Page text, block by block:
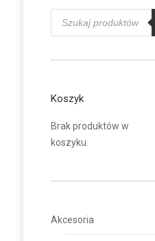
Wyszukiwarka
produktów
Koszyk
Brak produktów w
koszyku.
Akcesoria